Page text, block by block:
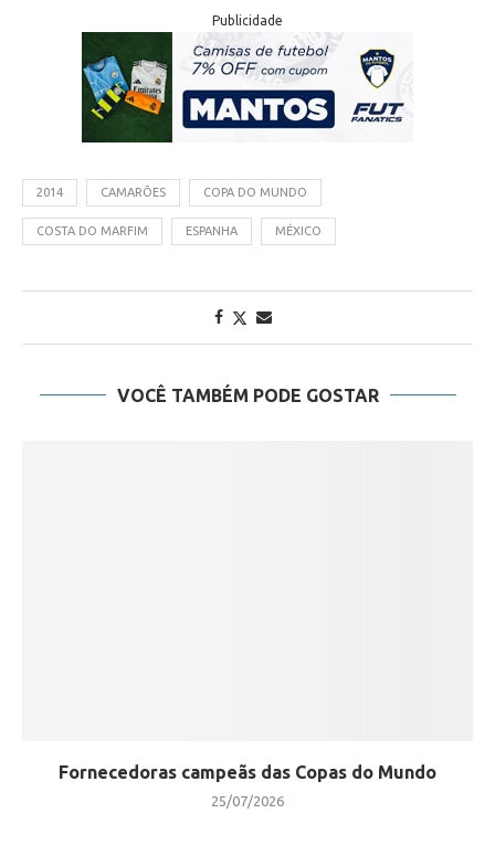
Publicidade
2014 CAMARÕES COPA DO MUNDO
COSTA DO MARFIM ESPANHA MÉXICO
VOCÊ TAMBÉM PODE GOSTAR
Fornecedoras campeãs das Copas do Mundo
25/07/2026